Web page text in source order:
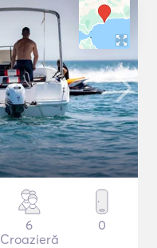
6
Croazieră
0